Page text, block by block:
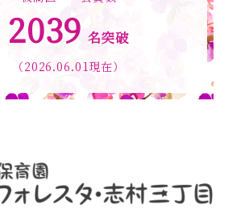
2039 名突破
（2026.06.01現在）